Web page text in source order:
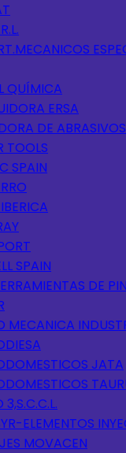
QUÍMICA
ERSA
DE
TOOLS
SPAIN
SPAIN
DE
MECANICA
JATA
3,S.C.C.L.
ELEMENTOS
MOVACEN